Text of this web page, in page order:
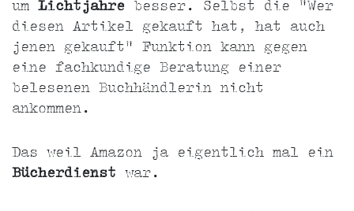
um Lichtjahre besser. Selbst die "Wer
diesen Artikel gekauft hat, hat auch
jenen gekauft" Funktion kann gegen
eine fachkundige Beratung einer
belesenen Buchhändlerin nicht
ankommen.
Das weil Amazon ja eigentlich mal ein
Bücherdienst war.